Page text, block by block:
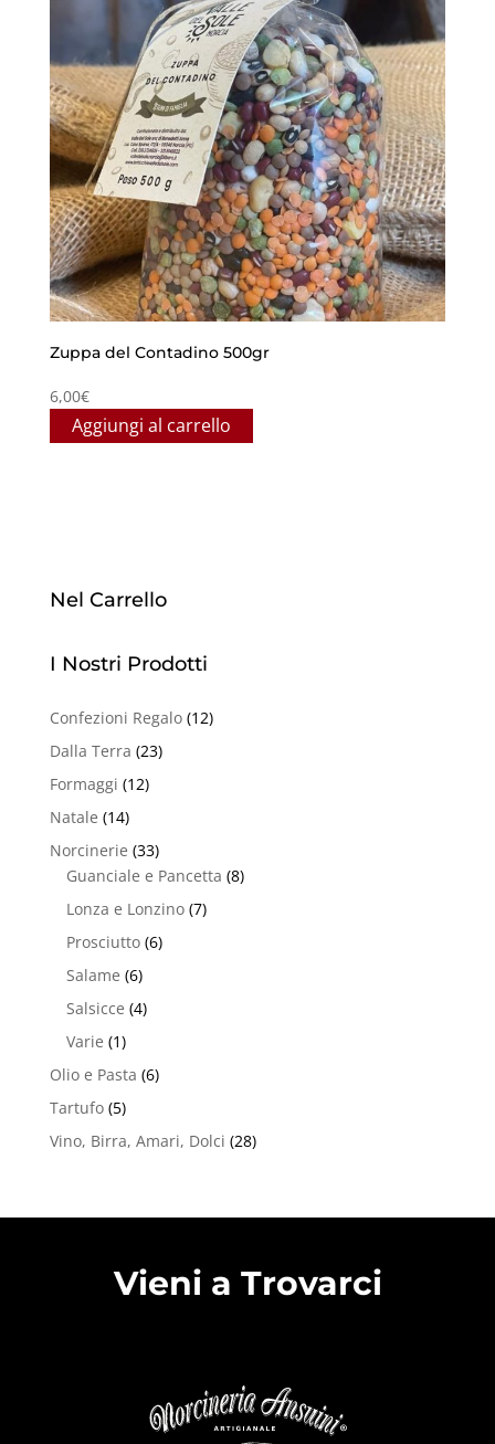
Zuppa del Contadino 500gr
6,00€
Aggiungi al carrello
Nel Carrello
I Nostri Prodotti
Confezioni Regalo (12)
Dalla Terra (23)
Formaggi (12)
Natale (14)
Norcinerie (33)
Guanciale e Pancetta (8)
Lonza e Lonzino (7)
Prosciutto (6)
Salame (6)
Salsicce (4)
Varie (1)
Olio e Pasta (6)
Tartufo (5)
Vino, Birra, Amari, Dolci (28)
Vieni a Trovarci